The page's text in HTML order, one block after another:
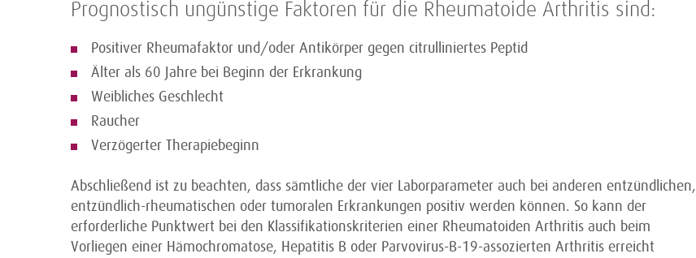
Prognostisch ungünstige Faktoren für die Rheumatoide Arthritis sind:
Positiver Rheumafaktor und/oder Antikörper gegen citrulliniertes Peptid
Älter als 60 Jahre bei Beginn der Erkrankung
Weibliches Geschlecht
Raucher
Verzögerter Therapiebeginn
Abschließend ist zu beachten, dass sämtliche der vier Laborparameter auch bei anderen entzündlichen,
entzündlich-rheumatischen oder tumoralen Erkrankungen positiv werden können. So kann der
erforderliche Punktwert bei den Klassifikationskriterien einer Rheumatoiden Arthritis auch beim
Vorliegen einer Hämo­chromatose, Hepatitis B oder Parvovirus-B-19-assozierten Arthritis erreicht